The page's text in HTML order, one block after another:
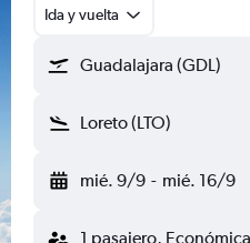
Ida y vuelta
Guadalajara (GDL)
Loreto (LTO)
mié. 9/9 - mié. 16/9
1 pasajero, Económica